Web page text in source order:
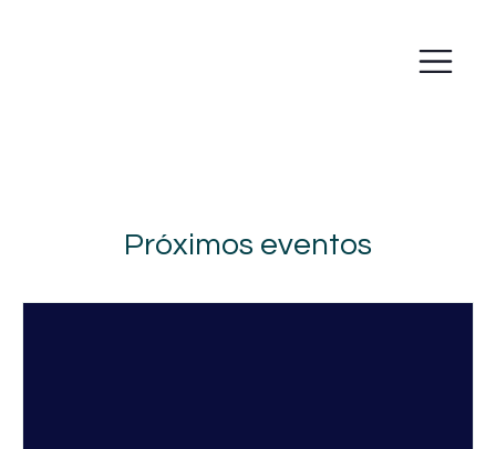
Próximos eventos